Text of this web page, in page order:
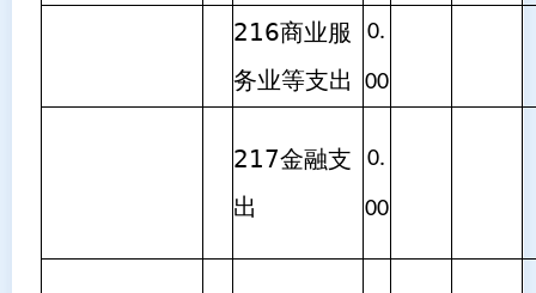
216商业服
务业等支出
0.
00
217金融支
出
0.
00